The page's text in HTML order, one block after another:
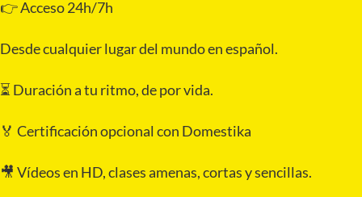
👉 Acceso 24h/7h
Desde cualquier lugar del mundo en español.
⏳ Duración a tu ritmo, de por vida.
🏅 Certificación opcional con Domestika
🎥 Vídeos en HD, clases amenas, cortas y sencillas.